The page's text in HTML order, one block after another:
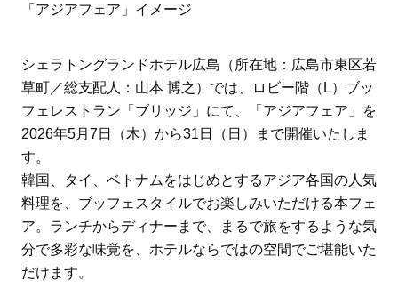
「アジアフェア」イメージ
シェラトングランドホテル広島（所在地：広島市東区若
草町／総支配人：山本 博之）では、ロビー階（L）ブッ
フェレストラン「ブリッジ」にて、「アジアフェア」を
2026年5月7日（木）から31日（日）まで開催いたしま
す。
韓国、タイ、ベトナムをはじめとするアジア各国の人気
料理を、ブッフェスタイルでお楽しみいただける本フェ
ア。ランチからディナーまで、まるで旅をするような気
分で多彩な味覚を、ホテルならではの空間でご堪能いた
だけます。